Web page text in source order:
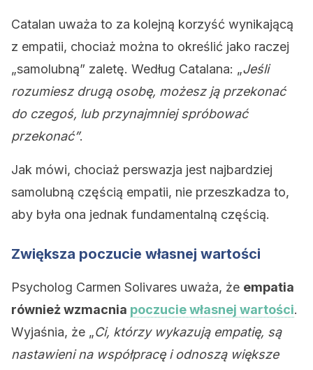
Catalan uważa to za kolejną korzyść wynikającą
z empatii, chociaż można to określić jako raczej
„samolubną” zaletę. Według Catalana: „Jeśli
rozumiesz drugą osobę, możesz ją przekonać
do czegoś, lub przynajmniej spróbować
przekonać”.
Jak mówi, chociaż perswazja jest najbardziej
samolubną częścią empatii, nie przeszkadza to,
aby była ona jednak fundamentalną częścią.
Zwiększa poczucie własnej wartości
Psycholog Carmen Solivares uważa, że empatia
również wzmacnia poczucie własnej wartości.
Wyjaśnia, że „Ci, którzy wykazują empatię, są
nastawieni na współpracę i odnoszą większe